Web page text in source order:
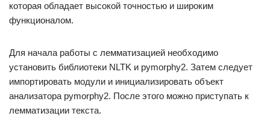
которая обладает высокой точностью и широким
функционалом.
Для начала работы с лемматизацией необходимо
установить библиотеки NLTK и pymorphy2. Затем следует
импортировать модули и инициализировать объект
анализатора pymorphy2. После этого можно приступать к
лемматизации текста.